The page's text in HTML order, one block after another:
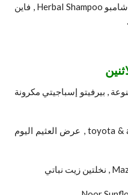
Nescafe Classic Coffee , هيربال شامبو Herbal Shampoo , فاين
, بيرفيتو إسباجيتي مكرونة
أيضا تويوتا كامرى و افالون toyota & avanza , عرض العثيم اليوم